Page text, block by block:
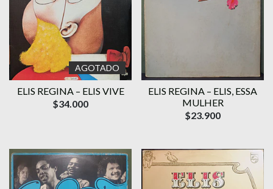
AGOTADO
ELIS REGINA – ELIS VIVE
$34.000
ELIS REGINA – ELIS, ESSA
MULHER
$23.900